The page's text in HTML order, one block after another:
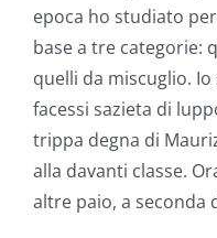
epoca ho studiato
base a tre categorie:
quelli da miscuglio.
facessi sazieta di
trippa degna di
alla davanti classe.
altre paio, a seconda